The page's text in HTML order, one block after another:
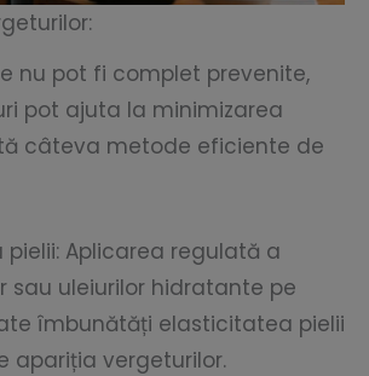
nu pot fi complet prevenite,
pot ajuta la minimizarea
câteva metode eficiente de
pielii: Aplicarea regulată a
sau uleiurilor hidratante pe
îmbunătăți elasticitatea pielii
apariția vergeturilor.